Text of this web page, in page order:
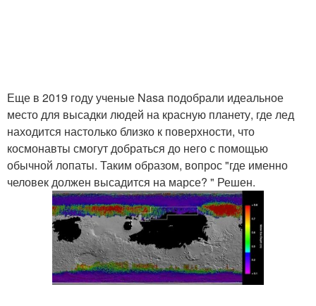
Еще в 2019 году ученые Nasa подобрали идеальное
место для высадки людей на красную планету, где лед
находится настолько близко к поверхности, что
космонавты смогут добраться до него с помощью
обычной лопаты. Таким образом, вопрос "где именно
человек должен высадится на марсе? " Решен.